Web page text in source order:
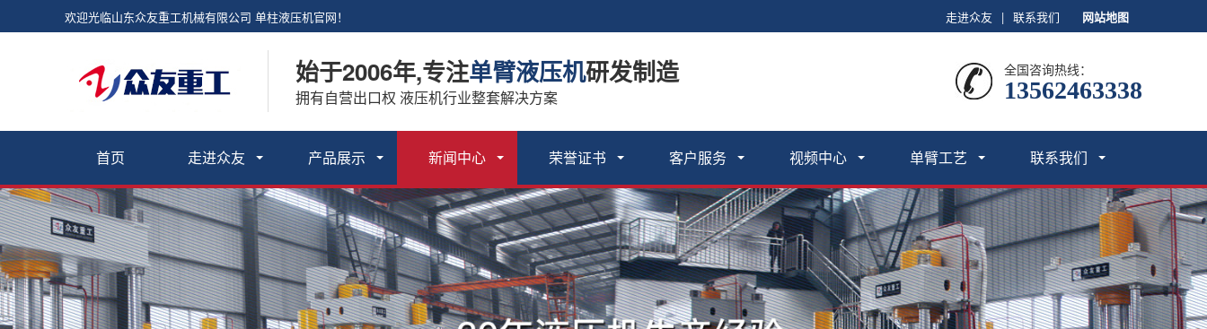
走进众友 | 联系我们 网站地图
欢迎光临山东众友重工机械有限公司 单柱液压机官网！
始于2006年,专注单臂液压机研发制造
拥有自营出口权 液压机行业整套解决方案
全国咨询热线：
13562463338
首页 走进众友 产品展示 新闻中心 荣誉证书 客户服务 视频中心 单臂工艺 联系我们